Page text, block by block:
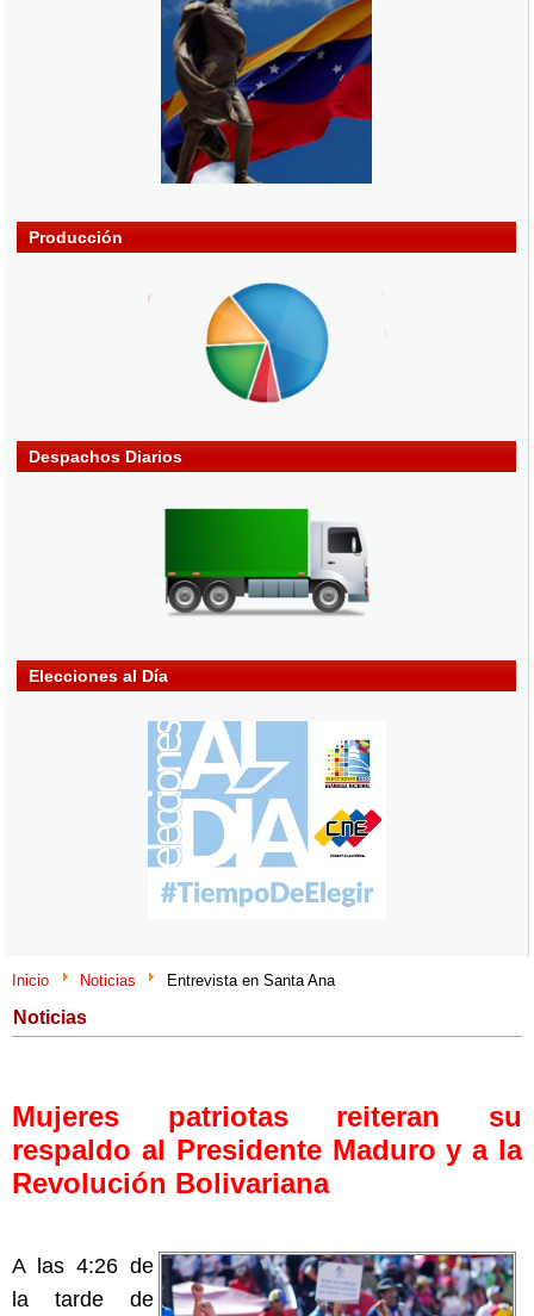
Producción
Despachos Diarios
Elecciones al Día
Inicio Noticias Entrevista en Santa Ana
Noticias
Mujeres patriotas reiteran su
respaldo al Presidente Maduro y a la
Revolución Bolivariana
A las 4:26 de
la tarde de